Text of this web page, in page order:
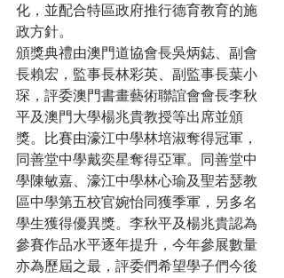
化，並配合特區政府推行德育教育的施
政方針。
頒獎典禮由澳門道協會長吳炳鋕、副會
長賴宏，監事長林彩英、副監事長葉小
琛，評委澳門書畫藝術聯誼會會長李秋
平及澳門大學楊兆貴教授等出席並頒
獎。比賽由濠江中學林培淑奪得冠軍，
同善堂中學戴奕星奪得亞軍。同善堂中
學陳敏嘉、濠江中學林心瑜及聖若瑟教
區中學第五校官婉怡同獲季軍，另多名
學生獲得優異獎。李秋平及楊兆貴認為
參賽作品水平逐年提升，今年參展數量
亦為歷屆之最，評委們希望學子們今後